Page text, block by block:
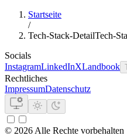
Startseite
/
Tech-Stack-DetailTech-
Socials
InstagramLinkedInXLandbook
Rechtliches
ImpressumDatenschutz
© 2026 Alle Rechte vorbehalten